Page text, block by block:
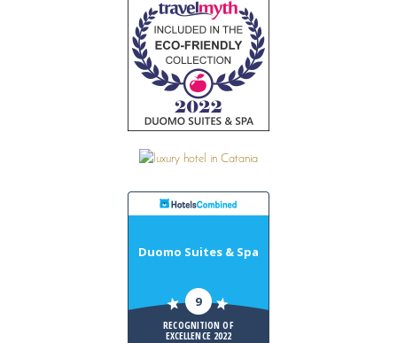
Duomo Suites & Spa
9
RECOGNITION OF
EXCELLENCE 2022